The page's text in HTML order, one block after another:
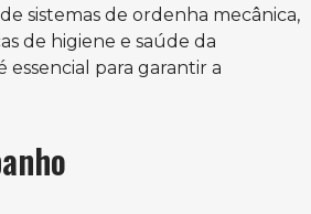
sistemas de ordenha mecânica,
de higiene e saúde da
essencial para garantir a